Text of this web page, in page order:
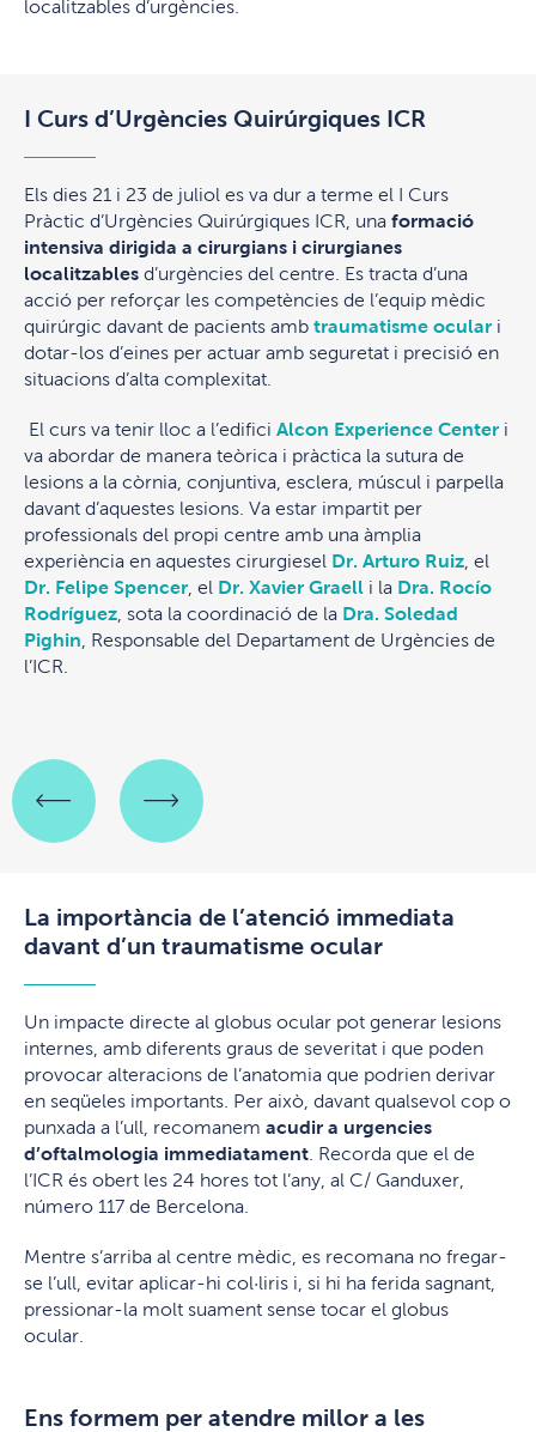
localitzables d’urgències.
I Curs d’Urgències Quirúrgiques ICR
Els dies 21 i 23 de juliol es va dur a terme el I Curs
Pràctic d’Urgències Quirúrgiques ICR, una formació
intensiva dirigida a cirurgians i cirurgianes
localitzables d’urgències del centre. Es tracta d’una
acció per reforçar les competències de l’equip mèdic
quirúrgic davant de pacients amb traumatisme ocular i
dotar-los d’eines per actuar amb seguretat i precisió en
situacions d’alta complexitat.
El curs va tenir lloc a l’edifici Alcon Experience Center i
va abordar de manera teòrica i pràctica la sutura de
lesions a la còrnia, conjuntiva, esclera, múscul i parpella
davant d’aquestes lesions. Va estar impartit per
professionals del propi centre amb una àmplia
experiència en aquestes cirurgiesel Dr. Arturo Ruiz , el
Dr. Felipe Spencer , el Dr. Xavier Graell i la Dra. Rocío
Rodríguez , sota la coordinació de la Dra. Soledad
Pighin , Responsable del Departament de Urgències de
l’ICR.
La importància de l’atenció immediata
davant d’un traumatisme ocular
Un impacte directe al globus ocular pot generar lesions
internes, amb diferents graus de severitat i que poden
provocar alteracions de l’anatomia que podrien derivar
en seqüeles importants. Per això, davant qualsevol cop o
punxada a l’ull, recomanem acudir a urgencies
d’oftalmologia immediatament . Recorda que el de
l’ICR és obert les 24 hores tot l’any, al C/ Ganduxer,
número 117 de Bercelona.
Mentre s’arriba al centre mèdic, es recomana no fregar-
se l’ull, evitar aplicar-hi col·liris i, si hi ha ferida sagnant,
pressionar-la molt suament sense tocar el globus
ocular.
Ens formem per atendre millor a les